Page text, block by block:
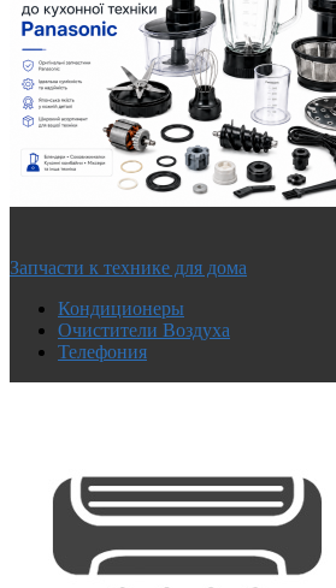
Запчасти к технике для дома
Кондиционеры
Очистители Воздуха
Телефония